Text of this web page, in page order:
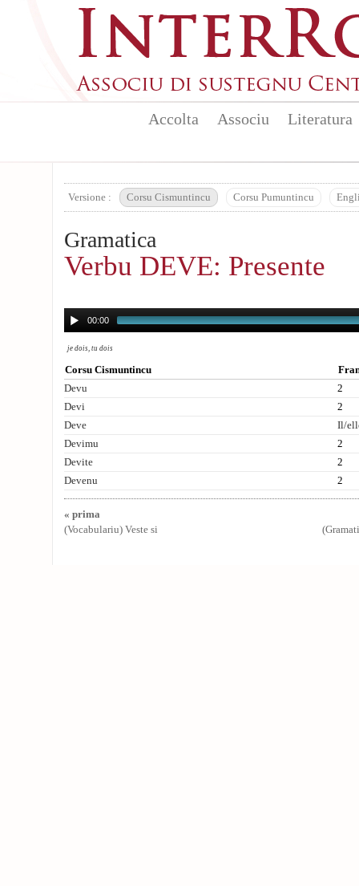
Accolta Associu Literatura
Versione : Corsu Cismuntincu Corsu Pumuntincu
Gramatica
Verbu DEVE: Presente
00:00
je dois, tu dois
Corsu Cismuntincu
Devu
2
Devi
2
Deve
Il/
Devimu
2
Devite
2
Devenu
2
« prima
(Vocabulariu) Veste si